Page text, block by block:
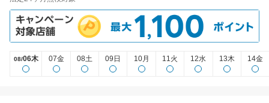
08/06木 07金 08土 09日 10月 11火 12水 13木 14金